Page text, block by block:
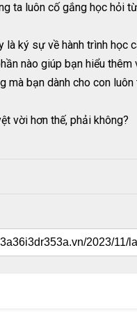
ta luôn cố gắng học hỏi
là ký sự về hành trình học
nào giúp bạn hiểu
mà bạn dành cho con luôn
vời hơn thế, phải không?